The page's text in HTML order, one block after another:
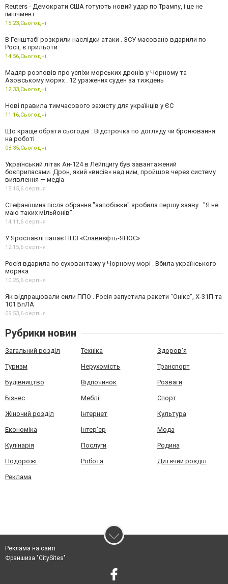
Reuters - Демократи США готують новий удар по Трампу, і це не
імпічмент
15:23,Сьогодні
В Генштабі розкрили наслідки атаки . ЗСУ масовано вдарили по
Росії, є прильоти
14:56,Сьогодні
Мадяр розповів про успіхи морських дронів у Чорному та
Азовському морях . 12 уражених суден за тиждень
12:33,Сьогодні
Нові правила тимчасового захисту для українців у ЄС
11:16,Сьогодні
Що краще обрати сьогодні . Відстрочка по догляду чи бронювання
на роботі
08:35,Сьогодні
Український літак Ан-124 в Лейпцигу був завантажений
боєприпасами. Дрон, який «висів» над ним, пройшов через систему
виявлення — медіа
15:15,6 серпня
Стефанішина після обрання "запобіжки" зробила першу заяву . "Я не
маю таких мільйонів"
14:11,6 серпня
У Ярославлі палає НПЗ «Славнєфть-ЯНОС»
12:15,6 серпня
Росія вдарила по суховантажу у Чорному морі . Вбила українського
моряка
10:25,6 серпня
Як відпрацювали сили ППО . Росія запустила ракети "Онікс", Х-31П та
101 БпЛА
09:53,6 серпня
Рубрики новин
Загальний розділ Техніка Здоров'я
Туризм Нерухомість Транспорт
Будівництво Відпочинок Розваги
Бізнес Меблі Спорт
Жіночий розділ Інтернет Культура
Економіка Інтер'єр Мода
Кулінарія Послуги Родина
Подорожі Робота Дитячий розділ
Реклама
Реклама на сайті
Франшиза "CitySites"